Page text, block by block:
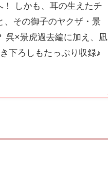
しかも、耳の生えたチ
その御子のヤクザ・景
呉×景虎過去編に加え、凪
下ろしもたっぷり収録♪